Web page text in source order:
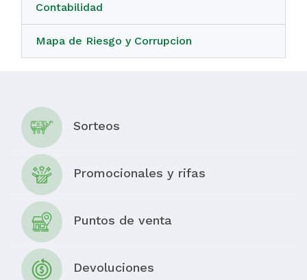
Contabilidad
Mapa de Riesgo y Corrupcion
Sorteos
Promocionales y rifas
Puntos de venta
Devoluciones